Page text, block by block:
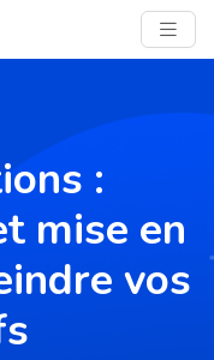
:
mise en
vos